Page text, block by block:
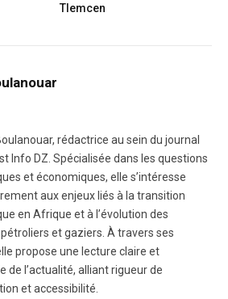
Tlemcen
rédactrice au sein du journal
Info DZ. Spécialisée dans les questions
et économiques, elle s’intéresse
aux enjeux liés à la transition
en Afrique et à l’évolution des
et gaziers. À travers ses
propose une lecture claire et
de l’actualité, alliant rigueur de
et accessibilité.